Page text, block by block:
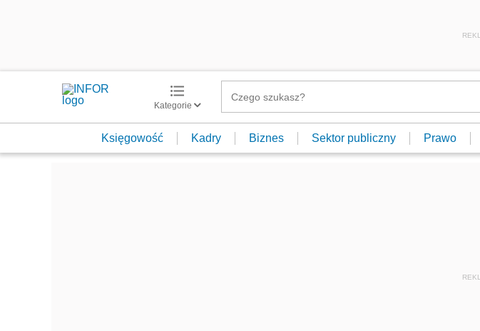
Kategorie
Księgowość Kadry Biznes Sektor publiczny Prawo